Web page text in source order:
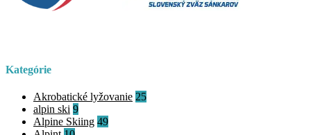
Kategórie
Akrobatické lyžovanie 25
alpin ski 9
Alpine Skiing 49